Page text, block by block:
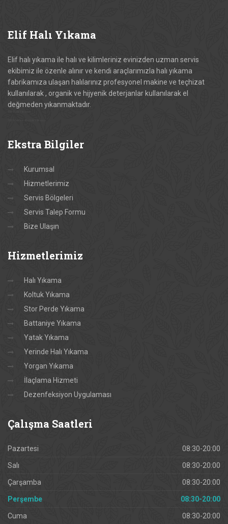
Elif Halı Yıkama
Elif halı yıkama ile halı ve kilimleriniz evinizden uzman servis
ekibimiz ile özenle alınır ve kendi araçlarımızla halı yıkama
fabrikamıza ulaşan halılarınız profesyonel makine ve teçhizat
kullanılarak , organik ve hijyenik deterjanlar kullanılarak el
değmeden yıkanmaktadır.
Ekstra Bilgiler
Kurumsal
Hizmetlerimiz
Servis Bölgeleri
Servis Talep Formu
Bize Ulaşın
Hizmetlerimiz
Halı Yıkama
Koltuk Yıkama
Stor Perde Yıkama
Battaniye Yıkama
Yatak Yıkama
Yerinde Halı Yıkama
Yorgan Yıkama
İlaçlama Hizmeti
Dezenfeksiyon Uygulaması
Çalışma Saatleri
Pazartesi 08:30-20:00
Salı 08:30-20:00
Çarşamba 08:30-20:00
Perşembe 08:30-20:00
Cuma 08:30-20:00